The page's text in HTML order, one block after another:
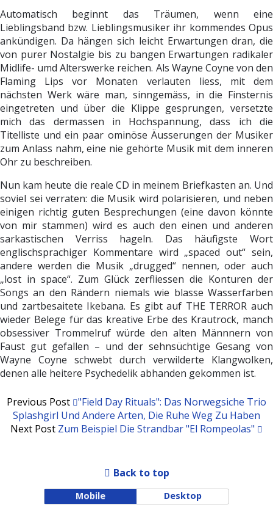
Automatisch beginnt das Träumen, wenn eine
Lieblingsband bzw. Lieblingsmusiker ihr kommendes Opus
ankündigen. Da hängen sich leicht Erwartungen dran, die
von purer Nostalgie bis zu bangen Erwartungen radikaler
Midlife- umd Alterswerke reichen. Als Wayne Coyne von den
Flaming Lips vor Monaten verlauten liess, mit dem
nächsten Werk wäre man, sinngemäss, in die Finsternis
eingetreten und über die Klippe gesprungen, versetzte
mich das dermassen in Hochspannung, dass ich die
Titelliste und ein paar ominöse Äusserungen der Musiker
zum Anlass nahm, eine nie gehörte Musik mit dem inneren
Ohr zu beschreiben.
Nun kam heute die reale CD in meinem Briefkasten an. Und
soviel sei verraten: die Musik wird polarisieren, und neben
einigen richtig guten Besprechungen (eine davon könnte
von mir stammen) wird es auch den einen und anderen
sarkastischen Verriss hageln. Das häufigste Wort
englischsprachiger Kommentare wird „spaced out“ sein,
andere werden die Musik „drugged“ nennen, oder auch
„lost in space“. Zum Glück zerfliessen die Konturen der
Songs an den Rändern niemals wie blasse Wasserfarben
und zartbesaitete Ikebana. Es gibt auf THE TERROR auch
wieder Belege für das kreative Erbe des Krautrock, manch
obsessiver Trommelruf würde den alten Männnern von
Faust gut gefallen – und der sehnsüchtige Gesang von
Wayne Coyne schwebt durch verwilderte Klangwolken,
denen alle heitere Psychedelik abhanden gekommen ist.
Previous Post "Field Day Rituals": Das Norwegsiche Trio
Splashgirl Und Andere Arten, Die Ruhe Weg Zu Haben
Next Post Zum Beispiel Die Strandbar "El Rompeolas"
Back to top
Mobile Desktop